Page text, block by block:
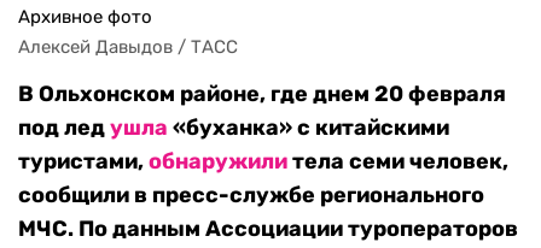
Архивное фото
Алексей Давыдов / ТАСС
В Ольхонском районе, где днем 20 февраля
под ледушла «буханка» с китайскими
туристами,обнаружилитела семи человек,
сообщили в пресс-службе регионального
МЧС. По данным Ассоциации туроператоров